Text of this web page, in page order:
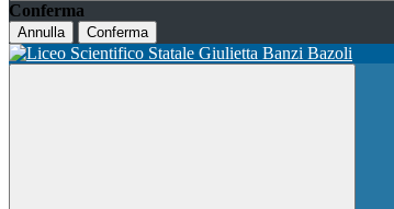
Conferma
Annulla Conferma